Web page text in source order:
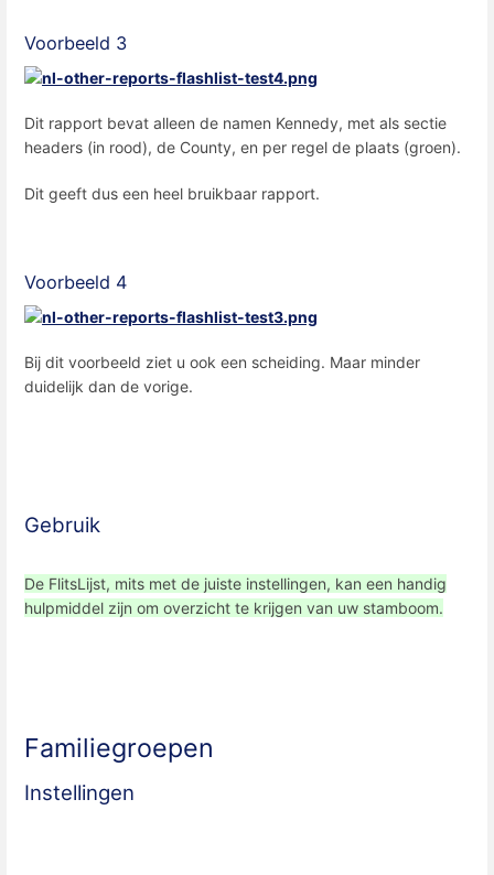
Voorbeeld 3
Dit rapport bevat alleen de namen Kennedy, met als sectie
headers (in rood), de County, en per regel de plaats (groen).
Dit geeft dus een heel bruikbaar rapport.
Voorbeeld 4
Bij dit voorbeeld ziet u ook een scheiding. Maar minder
duidelijk dan de vorige.
Gebruik
De FlitsLijst, mits met de juiste instellingen, kan een handig
hulpmiddel zijn om overzicht te krijgen van uw stamboom.
Familiegroepen
Instellingen